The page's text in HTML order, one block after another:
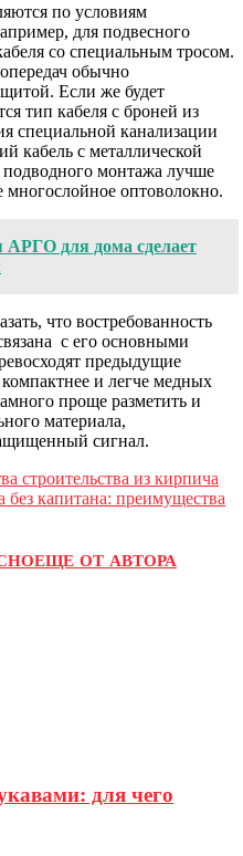
по условиям
для подвесного
со специальным тросом.
обычно
Если же будет
тип кабеля с броней из
специальной канализации
кабель с металлической
монтажа лучше
многослойное оптоволокно.
АРГО для дома сделает
что востребованность
с его основными
предыдущие
и легче медных
проще разметить и
материала,
сигнал.
строительства из кирпича
без капитана: преимущества
ЕЩЕ ОТ АВТОРА
для чего